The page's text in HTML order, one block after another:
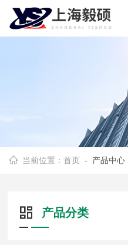
当前位置：首页 - 产品中心
产品分类